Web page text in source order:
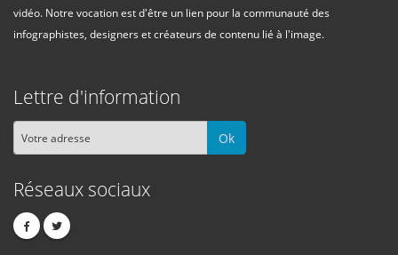
vidéo. Notre vocation est d'être un lien pour la communauté des
infographistes, designers et créateurs de contenu lié à l'image.
Lettre d'information
Ok
Réseaux sociaux